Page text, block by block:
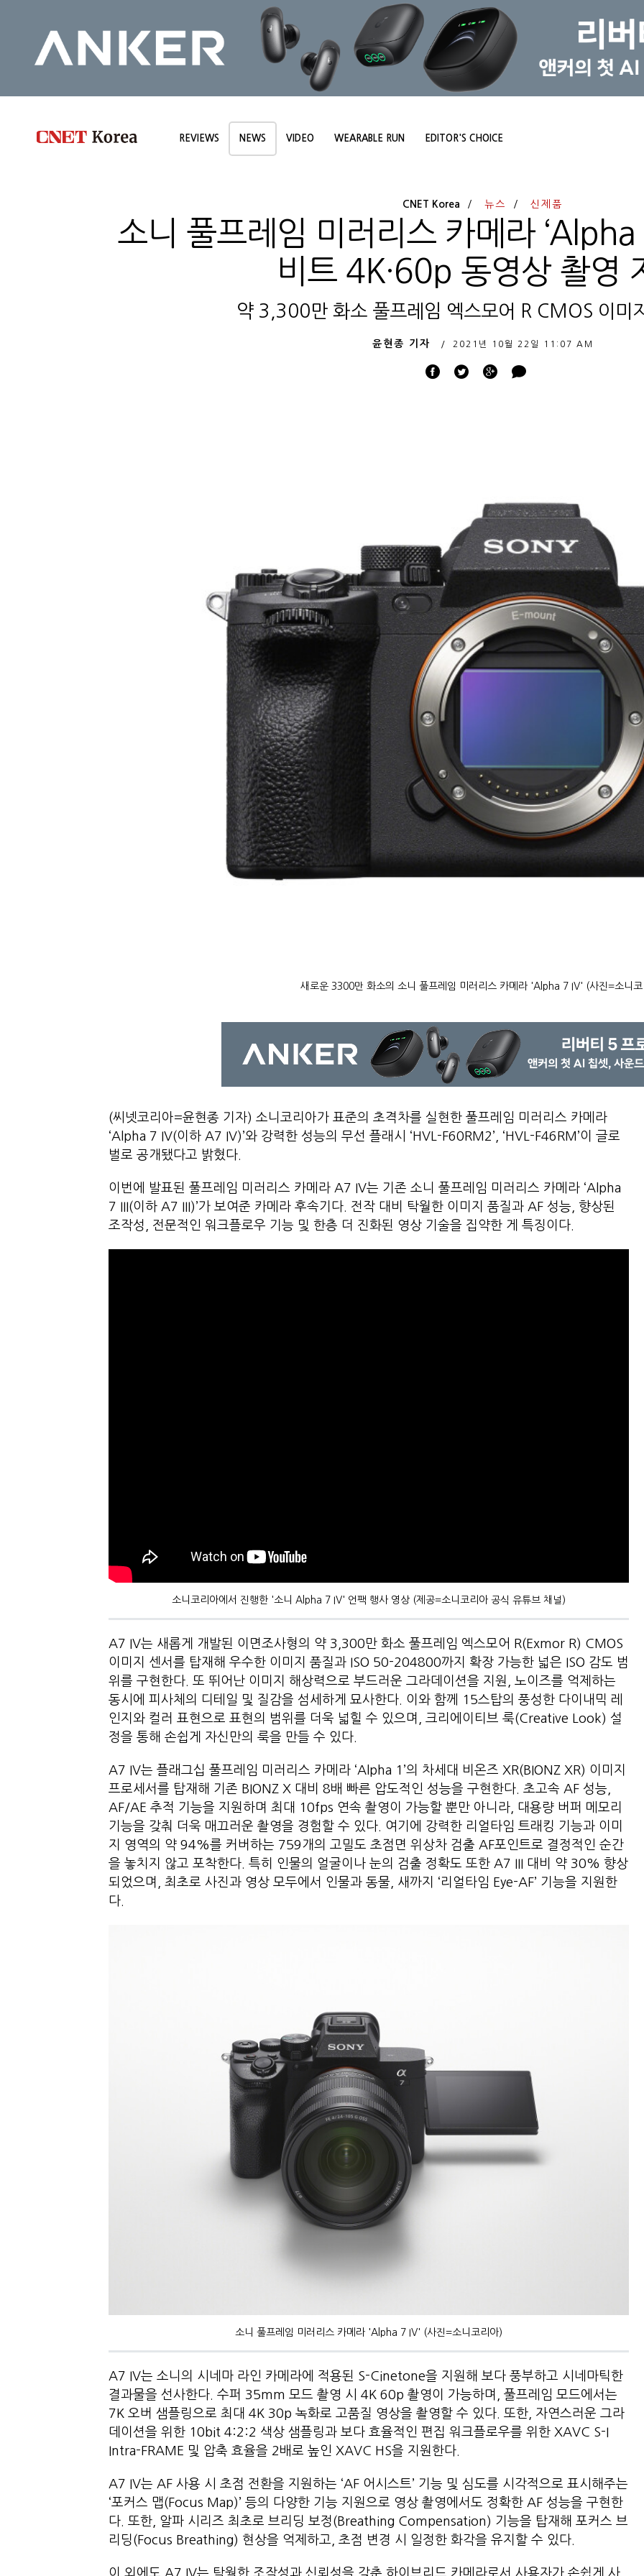
REVIEWS NEWS VIDEO WEARABLE RUN EDITOR'S CHOICE
CNET Korea 뉴스 신제품
소니 풀프레임 미러리스 카메라
비트 4K·60p 동영상 촬영
약 3,300만 화소 풀프레임 엑스모어 R CMOS 이미
윤현종 기자 2021년 10월 22일 11:07 AM
새로운 3300만 화소의 소니 풀프레임 미러리스 카메라 'Alpha 7 IV' (사진=소니
(씨넷코리아=윤현종 기자) 소니코리아가 표준의 초격차를 실현한 풀프레임 미러리스 카메라
‘Alpha 7 IV(이하 A7 IV)’와 강력한 성능의 무선 플래시 ‘HVL-F60RM2’, ‘HVL-F46RM’이 글로
벌로 공개됐다고 밝혔다.
이번에 발표된 풀프레임 미러리스 카메라 A7 IV는 기존 소니 풀프레임 미러리스 카메라 ‘Alpha
7 III(이하 A7 III)’가 보여준 카메라 후속기다. 전작 대비 탁월한 이미지 품질과 AF 성능, 향상된
조작성, 전문적인 워크플로우 기능 및 한층 더 진화된 영상 기술을 집약한 게 특징이다.
소니코리아에서 진행한 '소니 Alpha 7 IV' 언팩 행사 영상 (제공=소니코리아 공식 유튜브 채널)
A7 IV는 새롭게 개발된 이면조사형의 약 3,300만 화소 풀프레임 엑스모어 R(Exmor R) CMOS
이미지 센서를 탑재해 우수한 이미지 품질과 ISO 50-204800까지 확장 가능한 넓은 ISO 감도 범
위를 구현한다. 또 뛰어난 이미지 해상력으로 부드러운 그라데이션을 지원, 노이즈를 억제하는
동시에 피사체의 디테일 및 질감을 섬세하게 묘사한다. 이와 함께 15스탑의 풍성한 다이내믹 레
인지와 컬러 표현으로 표현의 범위를 더욱 넓힐 수 있으며, 크리에이티브 룩(Creative Look) 설
정을 통해 손쉽게 자신만의 룩을 만들 수 있다.
A7 IV는 플래그십 풀프레임 미러리스 카메라 ‘Alpha 1’의 차세대 비온즈 XR(BIONZ XR) 이미지
프로세서를 탑재해 기존 BIONZ X 대비 8배 빠른 압도적인 성능을 구현한다. 초고속 AF 성능,
AF/AE 추적 기능을 지원하며 최대 10fps 연속 촬영이 가능할 뿐만 아니라, 대용량 버퍼 메모리
기능을 갖춰 더욱 매끄러운 촬영을 경험할 수 있다. 여기에 강력한 리얼타임 트래킹 기능과 이미
지 영역의 약 94%를 커버하는 759개의 고밀도 초점면 위상차 검출 AF포인트로 결정적인 순간
을 놓치지 않고 포착한다. 특히 인물의 얼굴이나 눈의 검출 정확도 또한 A7 III 대비 약 30% 향상
되었으며, 최초로 사진과 영상 모두에서 인물과 동물, 새까지 ‘리얼타임 Eye-AF’ 기능을 지원한
다.
소니 풀프레임 미러리스 카메라 'Alpha 7 IV' (사진=소니코리아)
A7 IV는 소니의 시네마 라인 카메라에 적용된 S-Cinetone을 지원해 보다 풍부하고 시네마틱한
결과물을 선사한다. 수퍼 35mm 모드 촬영 시 4K 60p 촬영이 가능하며, 풀프레임 모드에서는
7K 오버 샘플링으로 최대 4K 30p 녹화로 고품질 영상을 촬영할 수 있다. 또한, 자연스러운 그라
데이션을 위한 10bit 4:2:2 색상 샘플링과 보다 효율적인 편집 워크플로우를 위한 XAVC S-I
Intra-FRAME 및 압축 효율을 2배로 높인 XAVC HS을 지원한다.
A7 IV는 AF 사용 시 초점 전환을 지원하는 ‘AF 어시스트’ 기능 및 심도를 시각적으로 표시해주는
‘포커스 맵(Focus Map)’ 등의 다양한 기능 지원으로 영상 촬영에서도 정확한 AF 성능을 구현한
다. 또한, 알파 시리즈 최초로 브리딩 보정(Breathing Compensation) 기능을 탑재해 포커스 브
리딩(Focus Breathing) 현상을 억제하고, 초점 변경 시 일정한 화각을 유지할 수 있다.
이 외에도 A7 IV는 탁월한 조작성과 신뢰성을 갖춘 하이브리드 카메라로서 사용자가 손쉽게 사